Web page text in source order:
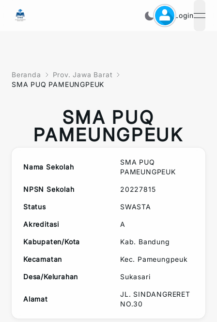
Login
Beranda
Prov. Jawa Barat
SMA PUQ PAMEUNGPEUK
SMA PUQ
PAMEUNGPEUK
Nama Sekolah
SMA PUQ
PAMEUNGPEUK
NPSN Sekolah 20227815
Status SWASTA
Akreditasi A
Kabupaten/Kota Kab. Bandung
Kecamatan Kec. Pameungpeuk
Desa/Kelurahan Sukasari
Alamat
JL. SINDANGRERET
NO.30